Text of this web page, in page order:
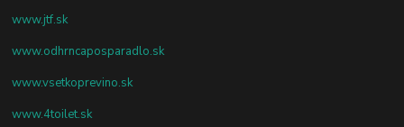
www.jtf.sk
www.odhrncaposparadlo.sk
www.vsetkoprevino.sk
www.4toilet.sk